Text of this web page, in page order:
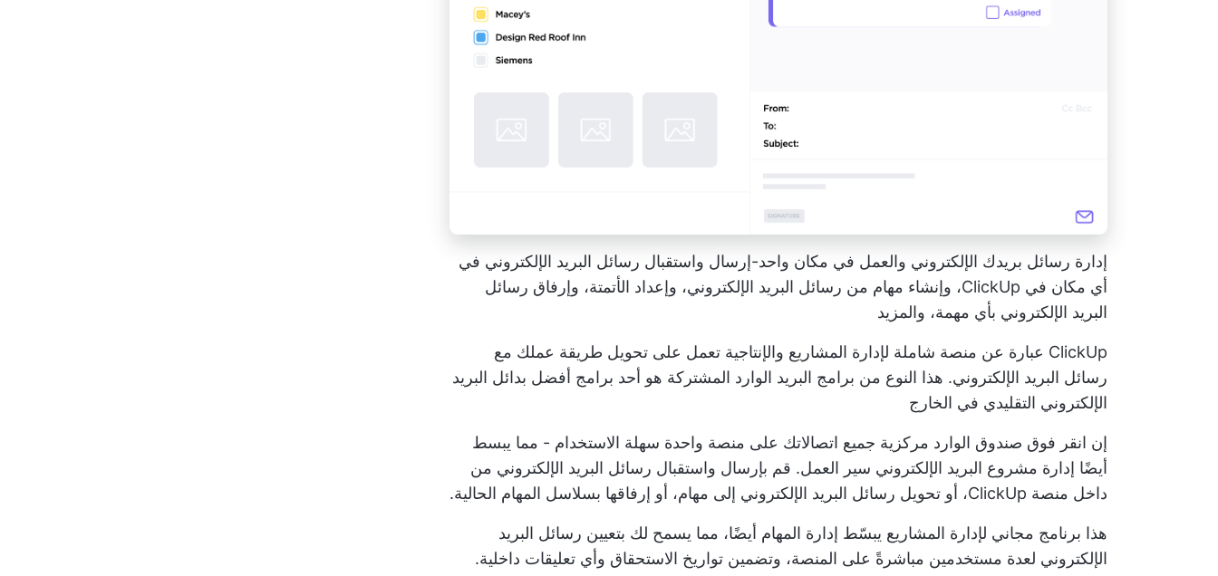
إدارة رسائل بريدك الإلكتروني والعمل في مكان واحد-إرسال واستقبال رسائل البريد الإلكتروني في
أي مكان في ClickUp، وإنشاء مهام من رسائل البريد الإلكتروني، وإعداد الأتمتة، وإرفاق رسائل
البريد الإلكتروني بأي مهمة، والمزيد
ClickUp عبارة عن منصة شاملة لإدارة المشاريع والإنتاجية تعمل على تحويل طريقة عملك مع
رسائل البريد الإلكتروني. هذا النوع من برامج البريد الوارد المشتركة هو أحد برامج أفضل بدائل البريد
الإلكتروني التقليدي في الخارج
إن انقر فوق صندوق الوارد مركزية جميع اتصالاتك على منصة واحدة سهلة الاستخدام - مما يبسط
أيضًا إدارة مشروع البريد الإلكتروني سير العمل. قم بإرسال واستقبال رسائل البريد الإلكتروني من
داخل منصة ClickUp، أو تحويل رسائل البريد الإلكتروني إلى مهام، أو إرفاقها بسلاسل المهام الحالية.
هذا برنامج مجاني لإدارة المشاريع يبسّط إدارة المهام أيضًا، مما يسمح لك بتعيين رسائل البريد
الإلكتروني لعدة مستخدمين مباشرةً على المنصة، وتضمين تواريخ الاستحقاق وأي تعليقات داخلية.